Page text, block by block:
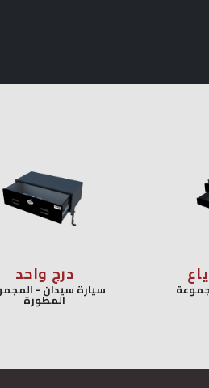
درج واحد
سيارة سيدان -
المطورة